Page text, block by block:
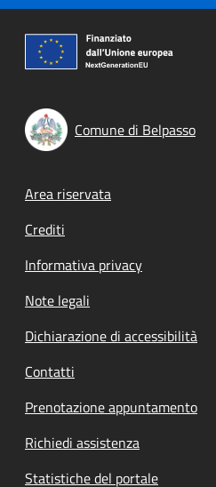
Comune di Belpasso
Footer menu
Area riservata
Crediti
Informativa privacy
Note legali
Dichiarazione di accessibilità
Contatti
Prenotazione appuntamento
Richiedi assistenza
Statistiche del portale